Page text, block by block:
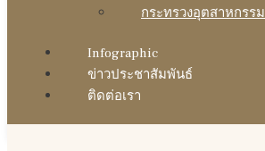
กระทรวงอุตสาหกรรม
Infographic
ข่าวประชาสัมพันธ์
ติดต่อเรา